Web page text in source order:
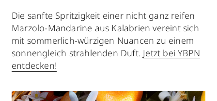
Die sanfte Spritzigkeit einer nicht ganz reifen
Marzolo-Mandarine aus Kalabrien vereint sich
mit sommerlich-würzigen Nuancen zu einem
sonnengleich strahlenden Duft. Jetzt bei YBPN
entdecken!